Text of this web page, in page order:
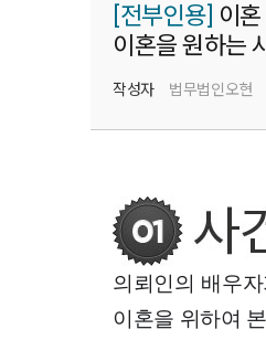
[전부인용] 이
이혼을 원하는
작성자 법무법인오현
의뢰인의 배우
이혼을 위하여